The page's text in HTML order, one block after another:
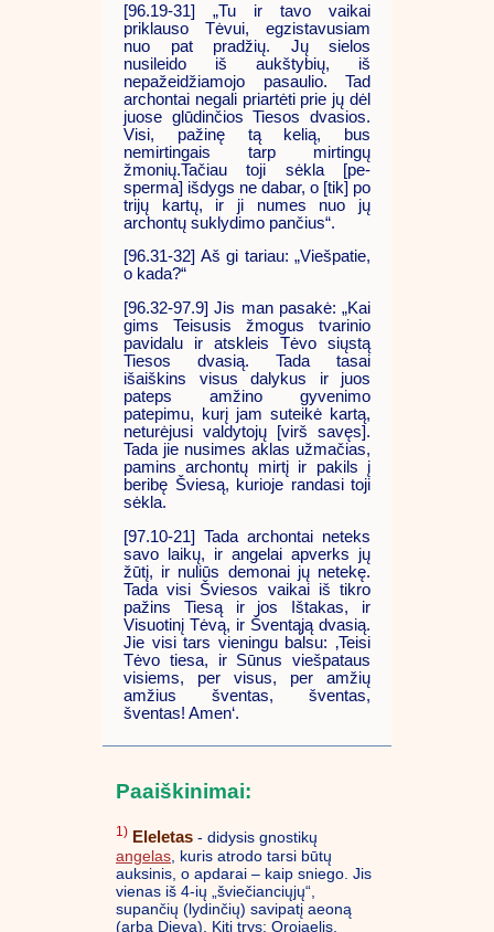
[96.19-31] „Tu ir tavo vaikai
priklauso Tėvui, egzistavusiam
nuo pat pradžių. Jų sielos
nusileido iš aukštybių, iš
nepažeidžiamojo pasaulio. Tad
archontai negali priartėti prie jų dėl
juose glūdinčios Tiesos dvasios.
Visi, pažinę tą kelią, bus
nemirtingais tarp mirtingų
žmonių.Tačiau toji sėkla [pe-
sperma] išdygs ne dabar, o [tik] po
trijų kartų, ir ji numes nuo jų
archontų suklydimo pančius“.
[96.31-32] Aš gi tariau: „Viešpatie,
o kada?“
[96.32-97.9] Jis man pasakė: „Kai
gims Teisusis žmogus tvarinio
pavidalu ir atskleis Tėvo siųstą
Tiesos dvasią. Tada tasai
išaiškins visus dalykus ir juos
pateps amžino gyvenimo
patepimu, kurį jam suteikė kartą,
neturėjusi valdytojų [virš savęs].
Tada jie nusimes aklas užmačias,
pamins archontų mirtį ir pakils į
beribę Šviesą, kurioje randasi toji
sėkla.
[97.10-21] Tada archontai neteks
savo laikų, ir angelai apverks jų
žūtį, ir nuliūs demonai jų netekę.
Tada visi Šviesos vaikai iš tikro
pažins Tiesą ir jos Ištakas, ir
Visuotinį Tėvą, ir Šventąją dvasią.
Jie visi tars vieningu balsu: ‚Teisi
Tėvo tiesa, ir Sūnus viešpataus
visiems, per visus, per amžių
amžius šventas, šventas,
šventas! Amen‘.
Paaiškinimai:
1) Eleletas - didysis gnostikų
angelas , kuris atrodo tarsi būtų
auksinis, o apdarai – kaip sniego. Jis
vienas iš 4-ių „šviečianciųjų“,
supančių (lydinčių) savipatį aeoną
(arba Dievą). Kiti trys: Orojaelis,